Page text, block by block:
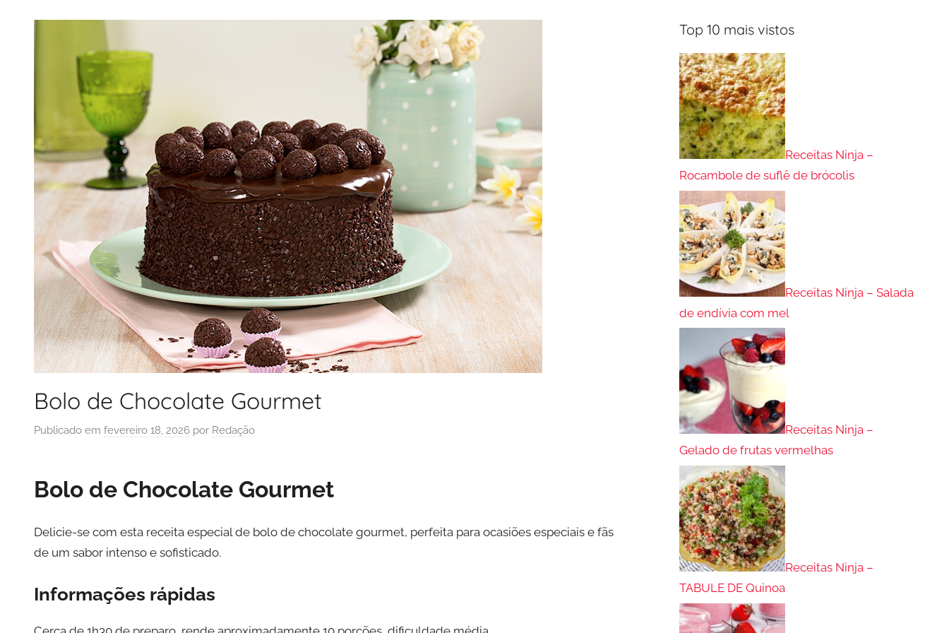
Bolo de Chocolate Gourmet
Publicado em fevereiro 18, 2026 por Redação
Bolo de Chocolate Gourmet
Delicie-se com esta receita especial de bolo de chocolate gourmet, perfeita para ocasiões especiais e fãs
de um sabor intenso e sofisticado.
Informações rápidas
Top 10 mais vistos
Receitas Ninja –
Rocambole de suflê de brócolis
Receitas Ninja – Salada
de endívia com mel
Receitas Ninja –
Gelado de frutas vermelhas
Receitas Ninja –
TABULE DE Quinoa